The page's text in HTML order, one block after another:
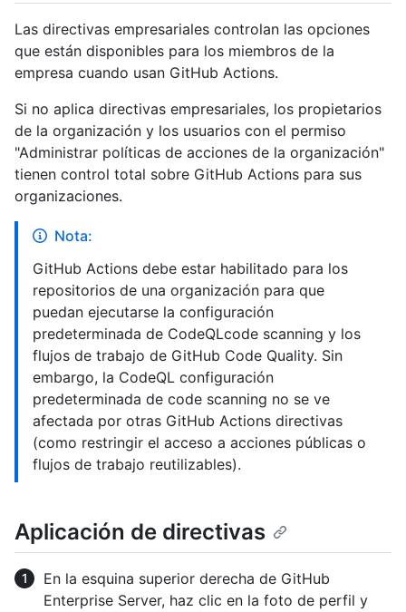
Las directivas empresariales controlan las opciones
que están disponibles para los miembros de la
empresa cuando usan GitHub Actions.
Si no aplica directivas empresariales, los propietarios
de la organización y los usuarios con el permiso
"Administrar políticas de acciones de la organización"
tienen control total sobre GitHub Actions para sus
organizaciones.
Nota:
GitHub Actions debe estar habilitado para los
repositorios de una organización para que
puedan ejecutarse la configuración
predeterminada de CodeQLcode scanning y los
flujos de trabajo de GitHub Code Quality. Sin
embargo, la CodeQL configuración
predeterminada de code scanning no se ve
afectada por otras GitHub Actions directivas
(como restringir el acceso a acciones públicas o
flujos de trabajo reutilizables).
Aplicación de directivas
En la esquina superior derecha de GitHub
Enterprise Server, haz clic en la foto de perfil y